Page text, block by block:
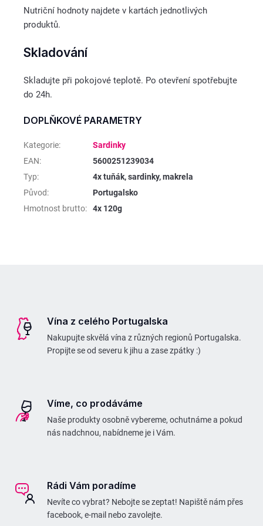
Nutriční hodnoty najdete v kartách jednotlivých
produktů.
Skladování
Skladujte při pokojové teplotě. Po otevření spotřebujte
do 24h.
DOPLŇKOVÉ PARAMETRY
Kategorie:
Sardinky
EAN:
5600251239034
Typ:
4x tuňák, sardinky, makrela
Původ:
Portugalsko
Hmotnost brutto: 4x 120g
Vína z celého Portugalska
Nakupujte skvělá vína z různých regionů Portugalska.
Propijte se od severu k jihu a zase zpátky :)
Víme, co prodáváme
Naše produkty osobně vybereme, ochutnáme a pokud
nás nadchnou, nabídneme je i Vám.
Rádi Vám poradíme
Nevíte co vybrat? Nebojte se zeptat! Napiště nám přes
facebook, e-mail nebo zavolejte.